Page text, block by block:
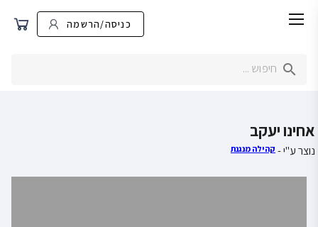
כניסה/הרשמה
אחינו יעקב
נוצר ע"י - קהילה מנגנת